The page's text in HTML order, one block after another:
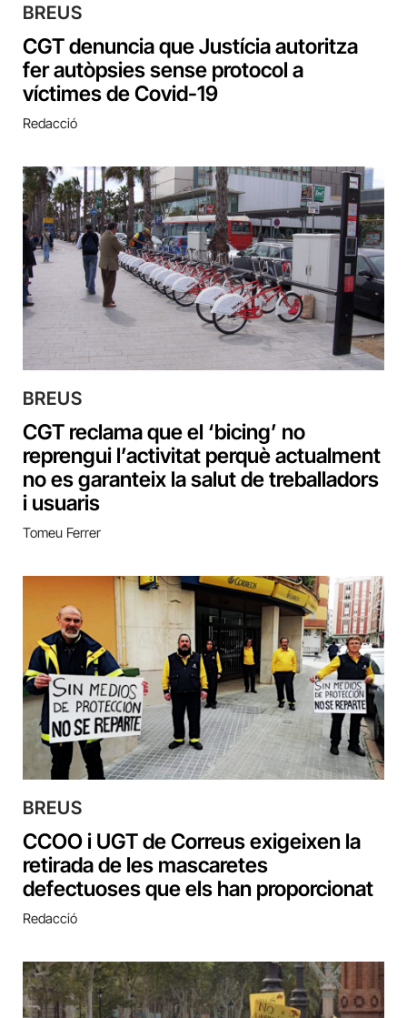
BREUS
CGT denuncia que Justícia autoritza
fer autòpsies sense protocol a
víctimes de Covid-19
Redacció
BREUS
CGT reclama que el ‘bicing’ no
reprengui l’activitat perquè actualment
no es garanteix la salut de treballadors
i usuaris
Tomeu Ferrer
BREUS
CCOO i UGT de Correus exigeixen la
retirada de les mascaretes
defectuoses que els han proporcionat
Redacció